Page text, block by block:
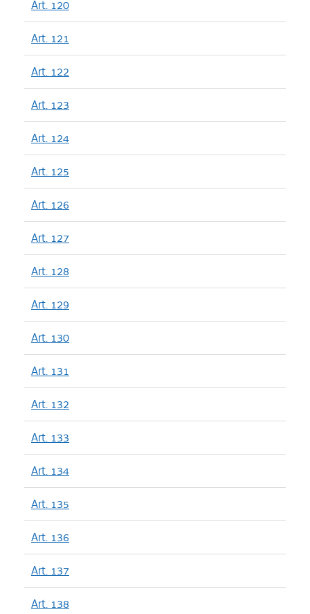
Art. 120
Art. 121
Art. 122
Art. 123
Art. 124
Art. 125
Art. 126
Art. 127
Art. 128
Art. 129
Art. 130
Art. 131
Art. 132
Art. 133
Art. 134
Art. 135
Art. 136
Art. 137
Art. 138